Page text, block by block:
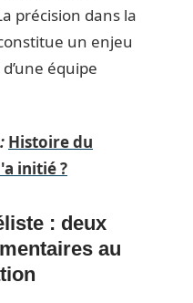
précision dans la
un enjeu
équipe
Histoire du
initié ?
: deux
au